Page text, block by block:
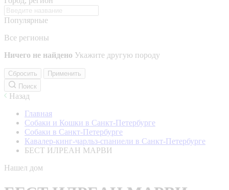
Популярные
Все регионы
Ничего не найдено Укажите другую породу
Сбросить
Применить
Поиск
Назад
Главная
Собаки и Кошки в Санкт-Петербурге
Собаки в Санкт-Петербурге
Кавалер-кинг-чарльз-спаниели в Санкт-Петербурге
БЕСТ ИЛРЕАН МАРВИ
Нашел дом